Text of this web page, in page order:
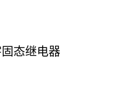
态继电器